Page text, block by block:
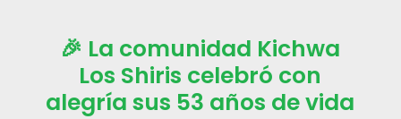
🎉 La comunidad Kichwa
Los Shiris celebró con
alegría sus 53 años de vida